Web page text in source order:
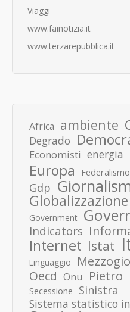
Viaggi
www.fainotizia.it
www.terzarepubblica.it
Africa ambiente
Degrado
Economisti energia
Europa Federalismo
Gdp
Globalizzazione
Government
Indicators
Internet Istat
Linguaggio
Oecd Onu Pietro
Secessione Sinistra
Sistema statistico